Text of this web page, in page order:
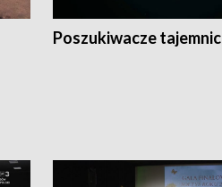
Poszukiwacze tajemnic